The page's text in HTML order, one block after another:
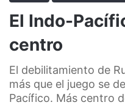
El Indo-
centro
El debilitamiento de
más que el juego se
Pacífico. Más centro